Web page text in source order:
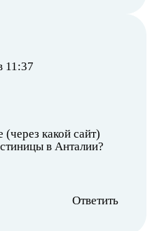
11:37
какой сайт)
в Анталии?
Ответить